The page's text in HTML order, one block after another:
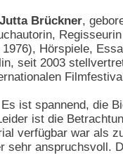
Brückner,
1976), Hörspiele,
seit 2003
Es ist spannend, die
ist die
verfügbar war als
sehr anspruchsvoll.